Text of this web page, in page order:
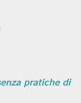
pratiche di